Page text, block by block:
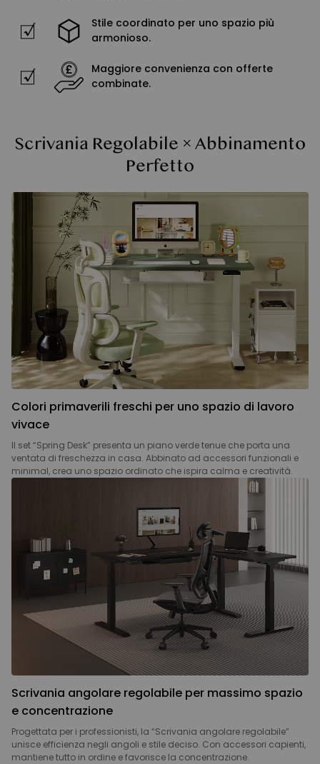
Stile coordinato per uno spazio più
armonioso.
Maggiore convenienza con offerte
combinate.
Scrivania Regolabile × Abbinamento
Perfetto
Colori primaverili freschi per uno spazio di lavoro
vivace
Il set “Spring Desk” presenta un piano verde tenue che porta una
ventata di freschezza in casa. Abbinato ad accessori funzionali e
minimal, crea uno spazio ordinato che ispira calma e creatività.
Scrivania angolare regolabile per massimo spazio
e concentrazione
Progettata per i professionisti, la “Scrivania angolare regolabile”
unisce efficienza negli angoli e stile deciso. Con accessori capienti,
mantiene tutto in ordine e favorisce la concentrazione.